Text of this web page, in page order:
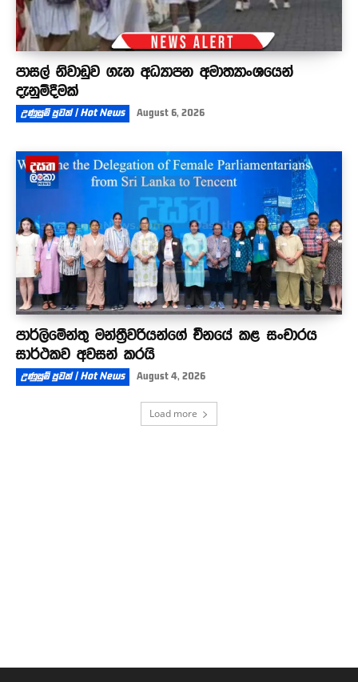
පාසල් නිවාඩුව ගැන අධ්‍යාපන අමාත්‍යාංශයෙන්
දැනුම්දීමක්
උණුසුම් පුවත් | Hot News August 6, 2026
පාර්ලිමේන්තු මන්ත්‍රීවරියන්ගේ චීනයේ කළ සංචාරය
සාර්ථකව අවසන් කරයි
උණුසුම් පුවත් | Hot News August 4, 2026
Load more